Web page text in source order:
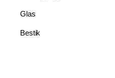
Glas
Bestik